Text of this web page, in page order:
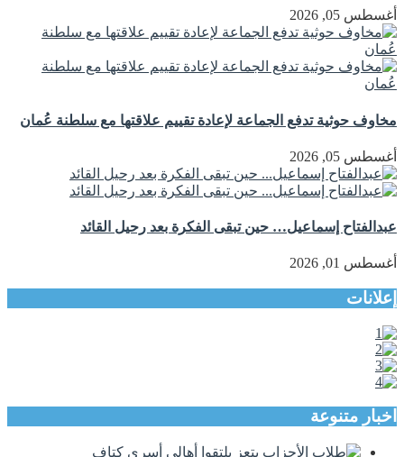
أغسطس 05, 2026
مخاوف حوثية تدفع الجماعة لإعادة تقييم علاقتها مع سلطنة عُمان
أغسطس 05, 2026
عبدالفتاح إسماعيل… حين تبقى الفكرة بعد رحيل القائد
أغسطس 01, 2026
إعلانات
اخبار متنوعة